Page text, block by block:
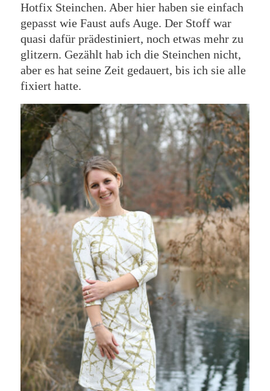
Hotfix Steinchen. Aber hier haben sie einfach
gepasst wie Faust aufs Auge. Der Stoff war
quasi dafür prädestiniert, noch etwas mehr zu
glitzern. Gezählt hab ich die Steinchen nicht,
aber es hat seine Zeit gedauert, bis ich sie alle
fixiert hatte.